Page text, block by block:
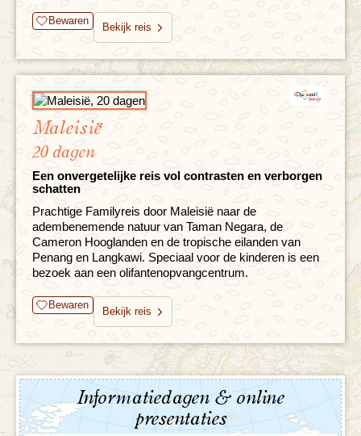
Bewaren
Bekijk reis
Maleisië
20 dagen
Een onvergetelijke reis vol contrasten en verborgen
schatten
Prachtige Familyreis door Maleisië naar de
adembenemende natuur van Taman Negara, de
Cameron Hooglanden en de tropische eilanden van
Penang en Langkawi. Speciaal voor de kinderen is een
bezoek aan een olifantenopvangcentrum.
Bewaren
Bekijk reis
Informatiedagen & online
presentaties